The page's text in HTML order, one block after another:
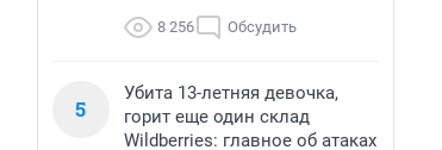
8 256 Обсудить
5
Убита 13-летняя девочка,
горит еще один склад
Wildberries: главное об атаках